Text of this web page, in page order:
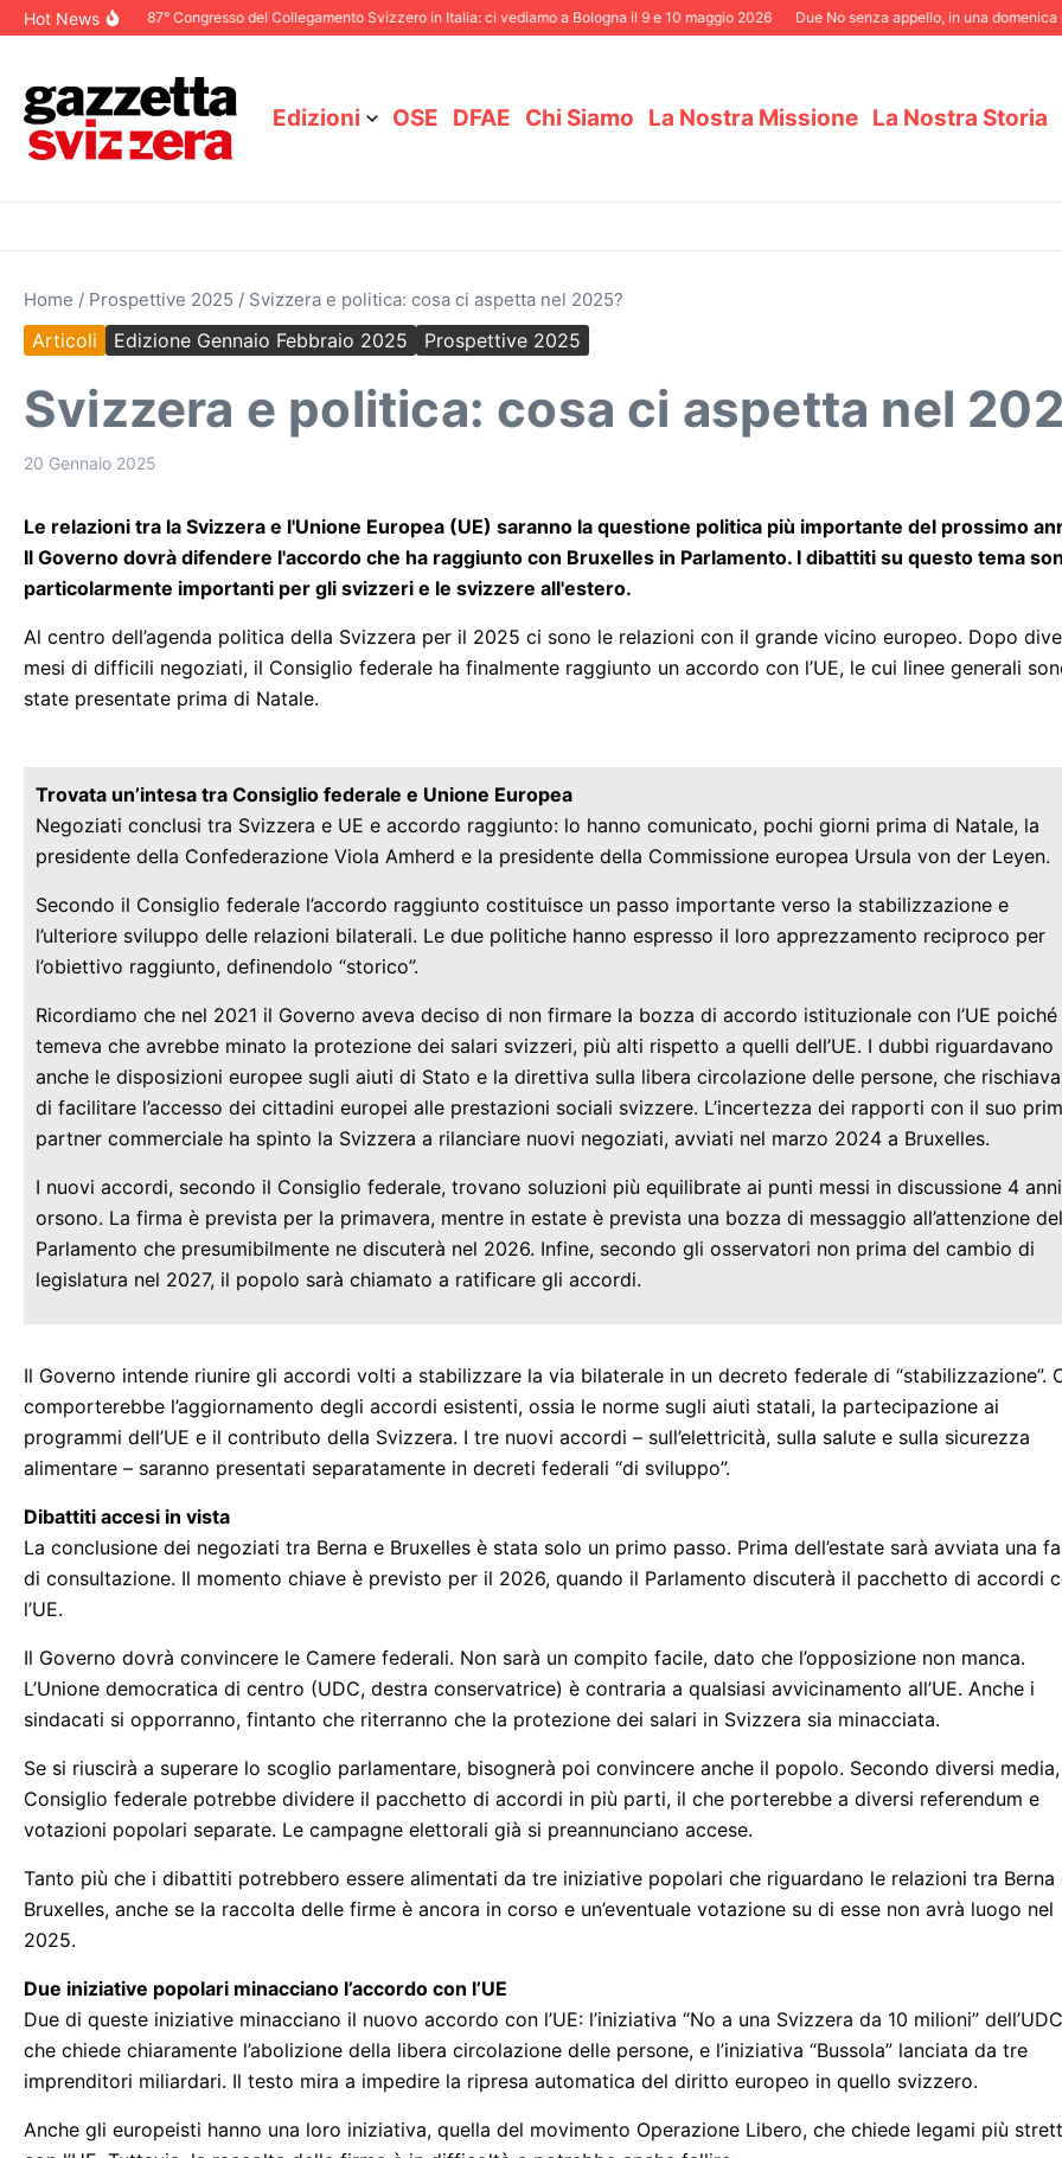
Salta al contenuto
Hot News
2025 87° Congresso del Collegamento Svizzero in Italia: ci vediamo a Bologna il 9 e 10 maggio 2026 Due No senza appello, in una domenica
Edizioni OSE DFAE Chi Siamo La Nostra Missione La Nostra Storia
Home / Prospettive 2025 / Svizzera e politica: cosa ci aspetta nel 2025?
Articoli Edizione Gennaio Febbraio 2025 Prospettive 2025
Svizzera e politica: cosa ci aspetta nel
20 Gennaio 2025
Le relazioni tra la Svizzera e l'Unione Europea (UE) saranno la questione politica più importante del prossimo
Il Governo dovrà difendere l'accordo che ha raggiunto con Bruxelles in Parlamento. I dibattiti su questo tema
particolarmente importanti per gli svizzeri e le svizzere all'estero.
Al centro dell’agenda politica della Svizzera per il 2025 ci sono le relazioni con il grande vicino europeo. Dopo
mesi di difficili negoziati, il Consiglio federale ha finalmente raggiunto un accordo con l’UE, le cui linee generali
state presentate prima di Natale.
Trovata un’intesa tra Consiglio federale e Unione Europea
Negoziati conclusi tra Svizzera e UE e accordo raggiunto: lo hanno comunicato, pochi giorni prima di Natale, la
presidente della Confederazione Viola Amherd e la presidente della Commissione europea Ursula von der Leyen.
Secondo il Consiglio federale l’accordo raggiunto costituisce un passo importante verso la stabilizzazione e
l’ulteriore sviluppo delle relazioni bilaterali. Le due politiche hanno espresso il loro apprezzamento reciproco per
l’obiettivo raggiunto, definendolo “storico”.
Ricordiamo che nel 2021 il Governo aveva deciso di non firmare la bozza di accordo istituzionale con l’UE poiché
temeva che avrebbe minato la protezione dei salari svizzeri, più alti rispetto a quelli dell’UE. I dubbi riguardavano
anche le disposizioni europee sugli aiuti di Stato e la direttiva sulla libera circolazione delle persone, che rischiava
di facilitare l’accesso dei cittadini europei alle prestazioni sociali svizzere. L’incertezza dei rapporti con il suo
partner commerciale ha spinto la Svizzera a rilanciare nuovi negoziati, avviati nel marzo 2024 a Bruxelles.
I nuovi accordi, secondo il Consiglio federale, trovano soluzioni più equilibrate ai punti messi in discussione 4 anni
orsono. La firma è prevista per la primavera, mentre in estate è prevista una bozza di messaggio all’attenzione del
Parlamento che presumibilmente ne discuterà nel 2026. Infine, secondo gli osservatori non prima del cambio di
legislatura nel 2027, il popolo sarà chiamato a ratificare gli accordi.
Il Governo intende riunire gli accordi volti a stabilizzare la via bilaterale in un decreto federale di “stabilizzazione”.
comporterebbe l’aggiornamento degli accordi esistenti, ossia le norme sugli aiuti statali, la partecipazione ai
programmi dell’UE e il contributo della Svizzera. I tre nuovi accordi – sull’elettricità, sulla salute e sulla sicurezza
alimentare – saranno presentati separatamente in decreti federali “di sviluppo”.
Dibattiti accesi in vista
La conclusione dei negoziati tra Berna e Bruxelles è stata solo un primo passo. Prima dell’estate sarà avviata una
di consultazione. Il momento chiave è previsto per il 2026, quando il Parlamento discuterà il pacchetto di accordi
l’UE.
Il Governo dovrà convincere le Camere federali. Non sarà un compito facile, dato che l’opposizione non manca.
L’Unione democratica di centro (UDC, destra conservatrice) è contraria a qualsiasi avvicinamento all’UE. Anche i
sindacati si opporranno, fintanto che riterranno che la protezione dei salari in Svizzera sia minacciata.
Se si riuscirà a superare lo scoglio parlamentare, bisognerà poi convincere anche il popolo. Secondo diversi
Consiglio federale potrebbe dividere il pacchetto di accordi in più parti, il che porterebbe a diversi referendum e
votazioni popolari separate. Le campagne elettorali già si preannunciano accese.
Tanto più che i dibattiti potrebbero essere alimentati da tre iniziative popolari che riguardano le relazioni tra Berna
Bruxelles, anche se la raccolta delle firme è ancora in corso e un’eventuale votazione su di esse non avrà luogo nel
2025.
Due iniziative popolari minacciano l’accordo con l’UE
Due di queste iniziative minacciano il nuovo accordo con l’UE: l’iniziativa “No a una Svizzera da 10 milioni”
che chiede chiaramente l’abolizione della libera circolazione delle persone, e l’iniziativa “Bussola” lanciata da tre
imprenditori miliardari. Il testo mira a impedire la ripresa automatica del diritto europeo in quello svizzero.
Anche gli europeisti hanno una loro iniziativa, quella del movimento Operazione Libero, che chiede legami più